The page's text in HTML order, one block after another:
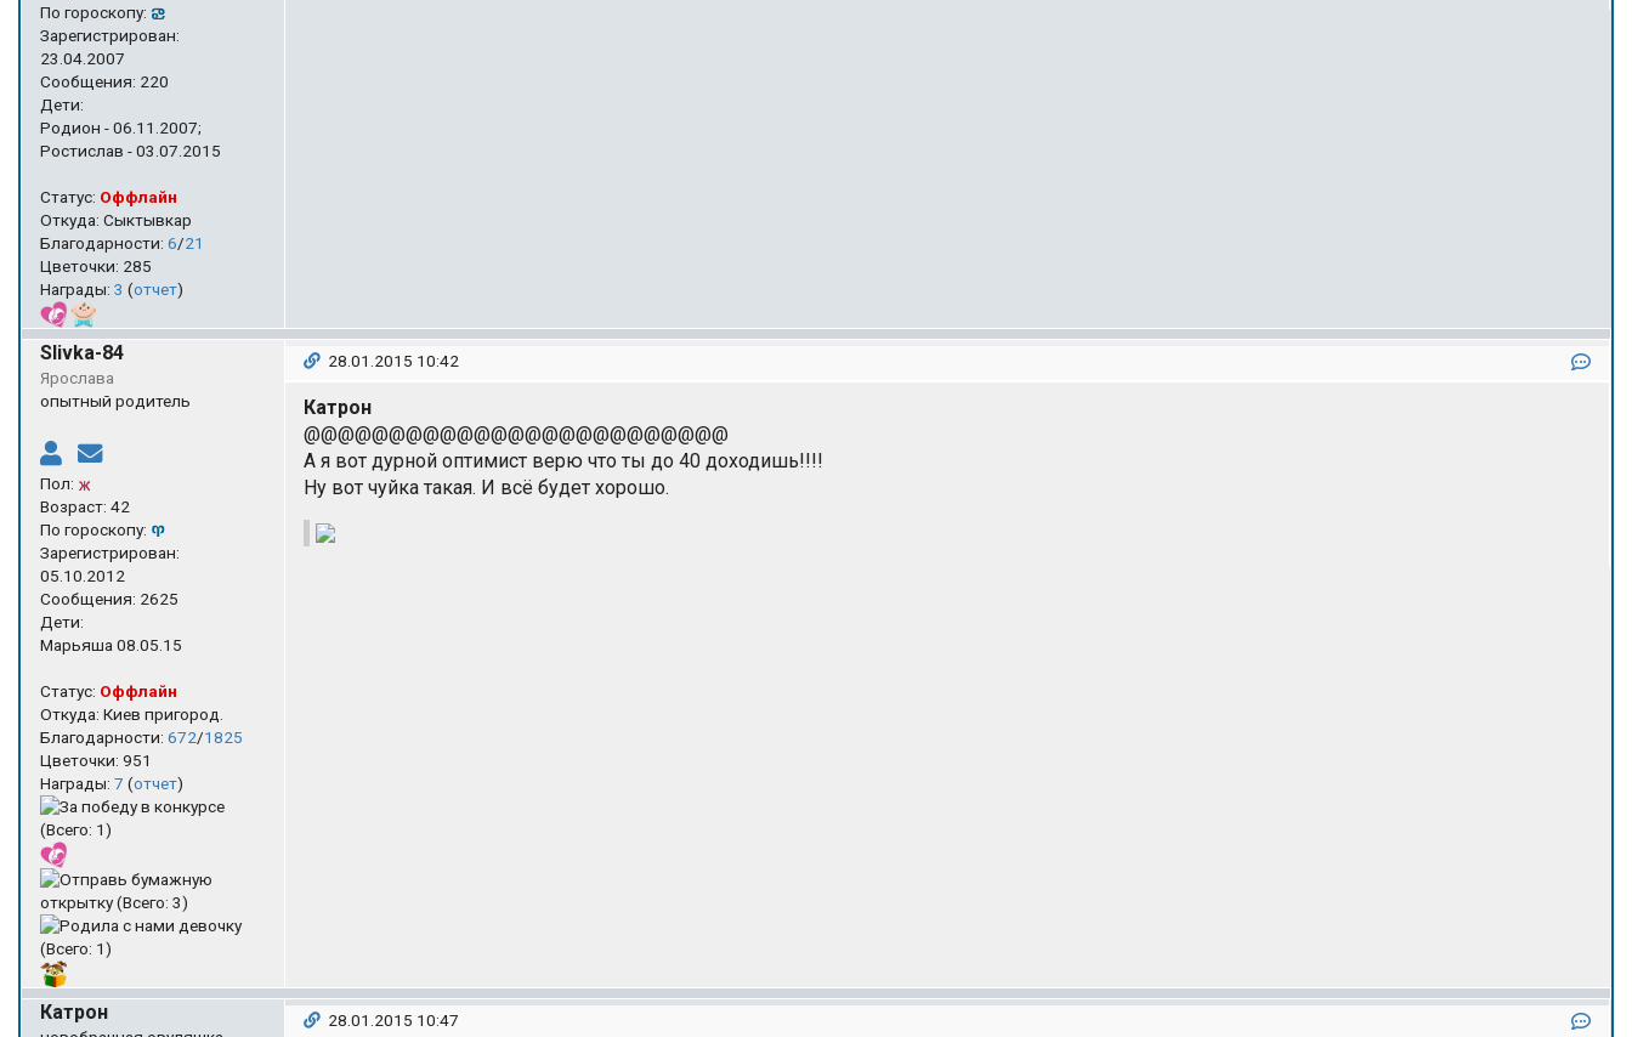
По гороскопу:
Зарегистрирован:
23.04.2007
Сообщения: 220
Дети:
Родион - 06.11.2007;
Ростислав - 03.07.2015
Статус: Оффлайн
Откуда: Сыктывкар
Благодарности: 6/21
Цветочки: 285
Награды: 3 (отчет)
Slivka-84
Ярослава
опытный родитель
Пол:
Возраст: 42
По гороскопу:
Зарегистрирован:
05.10.2012
Сообщения: 2625
Дети:
Марьяша 08.05.15
Статус: Оффлайн
Откуда: Киев пригород.
Благодарности: 672/1825
Цветочки: 951
Награды: 7 (отчет)
28.01.2015 10:42
Катрон
@@@@@@@@@@@@@@@@@@@@@@@@@
А я вот дурной оптимист верю что ты до 40 доходишь!!!!
Ну вот чуйка такая. И всё будет хорошо.
Катрон 28.01.2015 10:47